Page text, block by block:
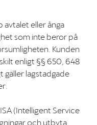
avtalet eller ånga
som inte beror på
Kunden
enligt §§ 650, 648
gäller lagstadgade
(Intelligent Service
och utbyta